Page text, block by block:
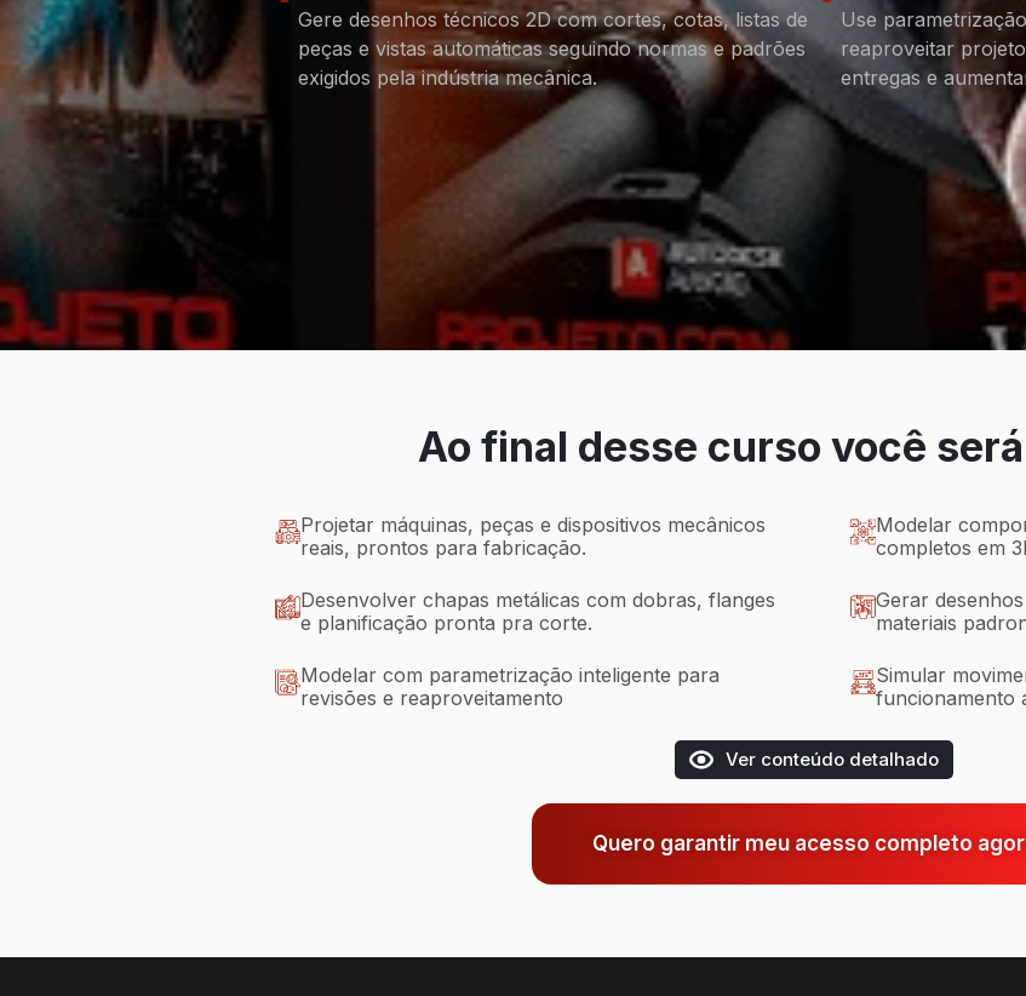
Gere desenhos técnicos 2D com cortes, cotas, listas de
peças e vistas automáticas seguindo normas e padrões
exigidos pela indústria mecânica.
Use
reaproveitar
entregas e
Ao final desse curso você
Projetar máquinas, peças e dispositivos mecânicos
reais, prontos para fabricação.
Modelar
completos em
Desenvolver chapas metálicas com dobras, flanges
e planificação pronta pra corte.
Gerar
materiais
Modelar com parametrização inteligente para
revisões e reaproveitamento
Simular
funcionamento
Ver conteúdo detalhado
Quero garantir meu acesso completo